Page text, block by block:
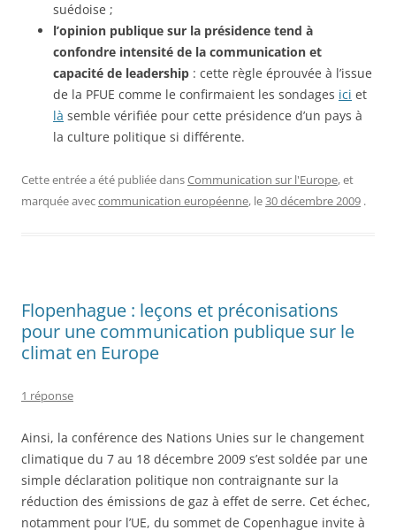
suédoise ;
l’opinion publique sur la présidence tend à
confondre intensité de la communication et
capacité de leadership : cette règle éprouvée à l’issue
de la PFUE comme le confirmaient les sondages ici et
là semble vérifiée pour cette présidence d’un pays à
la culture politique si différente.
Cette entrée a été publiée dansCommunication sur l'Europe, et
marquée aveccommunication européenne, le30 décembre 2009 .
Flopenhague : leçons et préconisations
pour une communication publique sur le
climat en Europe
1 réponse
Ainsi, la conférence des Nations Unies sur le changement
climatique du 7 au 18 décembre 2009 s’est soldée par une
simple déclaration politique non contraignante sur la
réduction des émissions de gaz à effet de serre. Cet échec,
notamment pour l’UE, du sommet de Copenhague invite à